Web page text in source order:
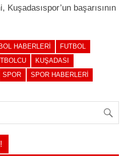
başarısının
HABERLERI
FUTBOL
KUŞADASI
SPOR SPOR HABERLERI